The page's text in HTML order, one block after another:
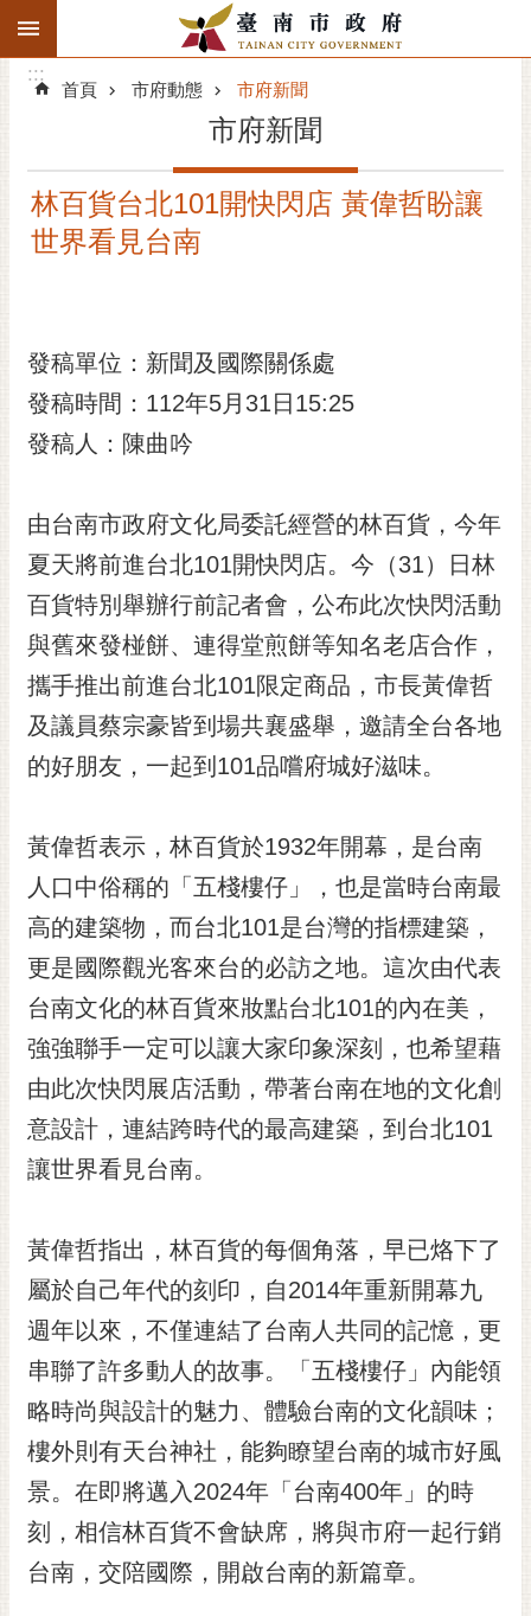
跳到主要內容區塊
搜
階
精彩府城
主題服務
市政資訊
黃
偉
哲
螢
光
花
泉
祭
網
站
導
覽
閱
RSS
訂
閱
電
報
市
民
信
箱
English
日
本
語
隱
:::
:::
首頁 市府動態 市府新聞
市府新聞
林百貨台北101開快閃店 黃偉哲盼讓
世界看見台南
發稿單位：新聞及國際關係處
發稿時間：112年5月31日15:25
發稿人：陳曲吟
由台南市政府文化局委託經營的林百貨，今年
夏天將前進台北101開快閃店。今（31）日林
百貨特別舉辦行前記者會，公布此次快閃活動
與舊來發椪餅、連得堂煎餅等知名老店合作，
攜手推出前進台北101限定商品，市長黃偉哲
及議員蔡宗豪皆到場共襄盛舉，邀請全台各地
的好朋友，一起到101品嚐府城好滋味。
黃偉哲表示，林百貨於1932年開幕，是台南
人口中俗稱的「五棧樓仔」，也是當時台南最
高的建築物，而台北101是台灣的指標建築，
更是國際觀光客來台的必訪之地。這次由代表
台南文化的林百貨來妝點台北101的內在美，
強強聯手一定可以讓大家印象深刻，也希望藉
由此次快閃展店活動，帶著台南在地的文化創
意設計，連結跨時代的最高建築，到台北101
讓世界看見台南。
黃偉哲指出，林百貨的每個角落，早已烙下了
屬於自己年代的刻印，自2014年重新開幕九
週年以來，不僅連結了台南人共同的記憶，更
串聯了許多動人的故事。「五棧樓仔」內能領
略時尚與設計的魅力、體驗台南的文化韻味；
樓外則有天台神社，能夠瞭望台南的城市好風
景。在即將邁入2024年「台南400年」的時
刻，相信林百貨不會缺席，將與市府一起行銷
台南，交陪國際，開啟台南的新篇章。